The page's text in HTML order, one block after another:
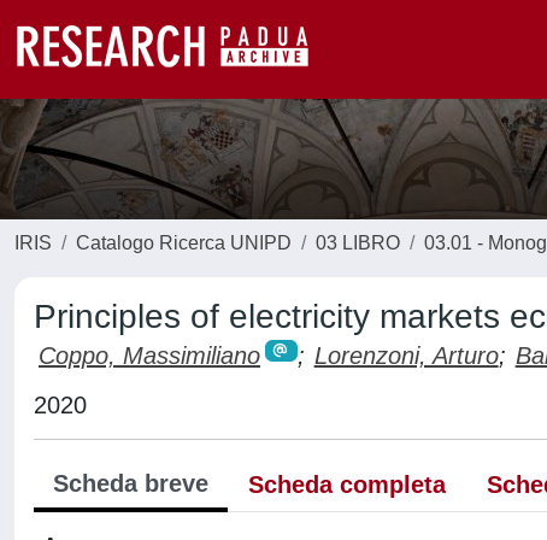
IRIS Catalogo Ricerca UNIPD 03 LIBRO 03.01 -
Principles of electricity markets
Coppo, Massimiliano ; Lorenzoni, Arturo;
2020
Scheda breve Scheda completa